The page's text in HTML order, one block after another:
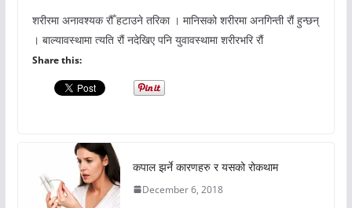
शरीरमा अनावश्यक रौँ हटाउने तरिका । मानिसको शरीरमा अनगिन्ती रौं हुन्छन्
। बाल्यावस्थामा त्यति रौं नदेखिए पनि युवावस्थामा शरीरभरि रौं
Share this:
कपाल झर्ने कारणहरु र यसको रोकथाम
December 6, 2018